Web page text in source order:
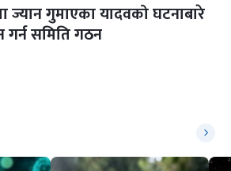
ज्यान गुमाएका यादवको घटनाबारे
गर्न समिति गठन